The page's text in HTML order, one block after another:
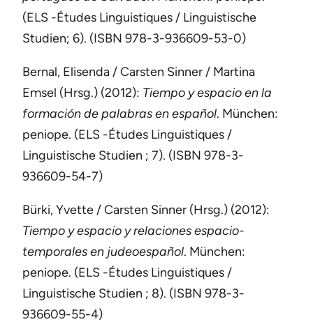
(ELS -Études Linguistiques / Linguistische
Studien; 6). (ISBN 978-3-936609-53-0)
Bernal, Elisenda / Carsten Sinner / Martina
Emsel (Hrsg.) (2012): Tiempo y espacio en la
formación de palabras en español. München:
peniope. (ELS -Études Linguistiques /
Linguistische Studien ; 7). (ISBN 978-3-
936609-54-7)
Bürki, Yvette / Carsten Sinner (Hrsg.) (2012):
Tiempo y espacio y relaciones espacio-
temporales en judeoespañol. München:
peniope. (ELS -Études Linguistiques /
Linguistische Studien ; 8). (ISBN 978-3-
936609-55-4)